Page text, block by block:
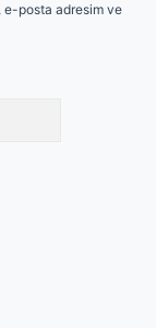
e-posta adresim ve